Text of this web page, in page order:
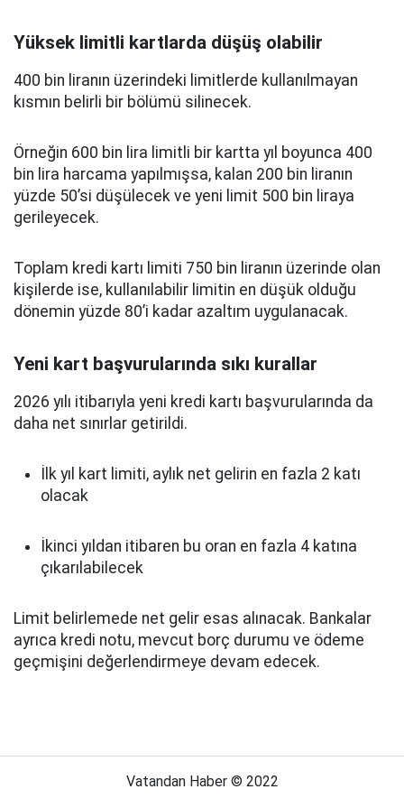
Yüksek limitli kartlarda düşüş olabilir
400 bin liranın üzerindeki limitlerde kullanılmayan
kısmın belirli bir bölümü silinecek.
Örneğin 600 bin lira limitli bir kartta yıl boyunca 400
bin lira harcama yapılmışsa, kalan 200 bin liranın
yüzde 50’si düşülecek ve yeni limit 500 bin liraya
gerileyecek.
Toplam kredi kartı limiti 750 bin liranın üzerinde olan
kişilerde ise, kullanılabilir limitin en düşük olduğu
dönemin yüzde 80’i kadar azaltım uygulanacak.
Yeni kart başvurularında sıkı kurallar
2026 yılı itibarıyla yeni kredi kartı başvurularında da
daha net sınırlar getirildi.
İlk yıl kart limiti, aylık net gelirin en fazla 2 katı
olacak
İkinci yıldan itibaren bu oran en fazla 4 katına
çıkarılabilecek
Limit belirlemede net gelir esas alınacak. Bankalar
ayrıca kredi notu, mevcut borç durumu ve ödeme
geçmişini değerlendirmeye devam edecek.
Vatandan Haber © 2022